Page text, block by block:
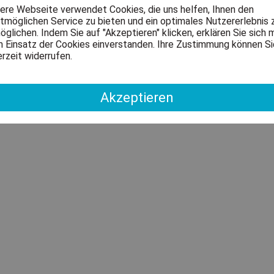
Webseite verwendet Cookies, die uns helfen, Ihnen den
Service zu bieten und ein optimales Nutzererlebnis
Indem Sie auf "Akzeptieren" klicken, erklären Sie sich
Einsatz der Cookies einverstanden. Ihre Zustimmung können
widerrufen.
Akzeptieren